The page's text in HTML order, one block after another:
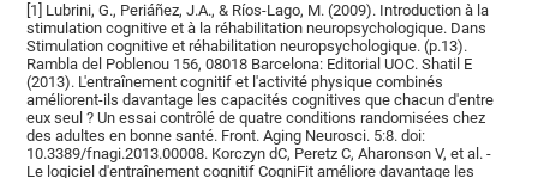
[1] Lubrini, G., Periáñez, J.A., & Ríos-Lago, M. (2009). Introduction à la
stimulation cognitive et à la réhabilitation neuropsychologique. Dans
Stimulation cognitive et réhabilitation neuropsychologique. (p.13).
Rambla del Poblenou 156, 08018 Barcelona: Editorial UOC. Shatil E
(2013). L'entraînement cognitif et l'activité physique combinés
améliorent-ils davantage les capacités cognitives que chacun d'entre
eux seul ? Un essai contrôlé de quatre conditions randomisées chez
des adultes en bonne santé. Front. Aging Neurosci. 5:8. doi:
10.3389/fnagi.2013.00008. Korczyn dC, Peretz C, Aharonson V, et al. -
Le logiciel d'entraînement cognitif CogniFit améliore davantage les